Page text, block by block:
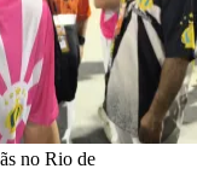
no Rio de